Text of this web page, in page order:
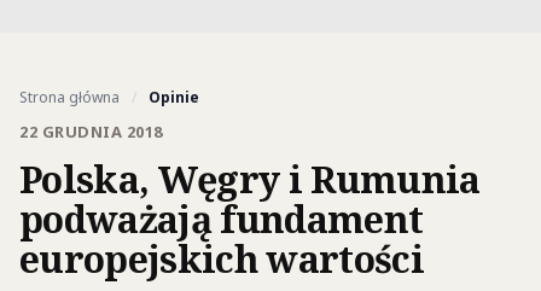
Strona główna / Opinie
22 GRUDNIA 2018
Polska, Węgry i Rumunia
podważają fundament
europejskich wartości